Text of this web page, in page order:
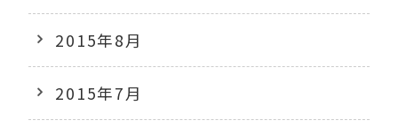
2015年8月
2015年7月